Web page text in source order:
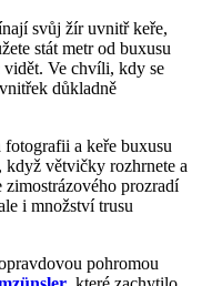
svůj žír uvnitř keře,
stát metr od buxusu
vidět. Ve chvíli, kdy se
důkladně
fotografii a keře buxusu
větvičky rozhrnete a
prozradí
i množství trusu
pohromou